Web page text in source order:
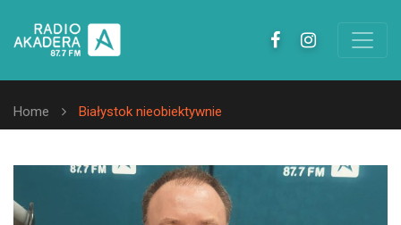
Home Białystok nieobiektywnie